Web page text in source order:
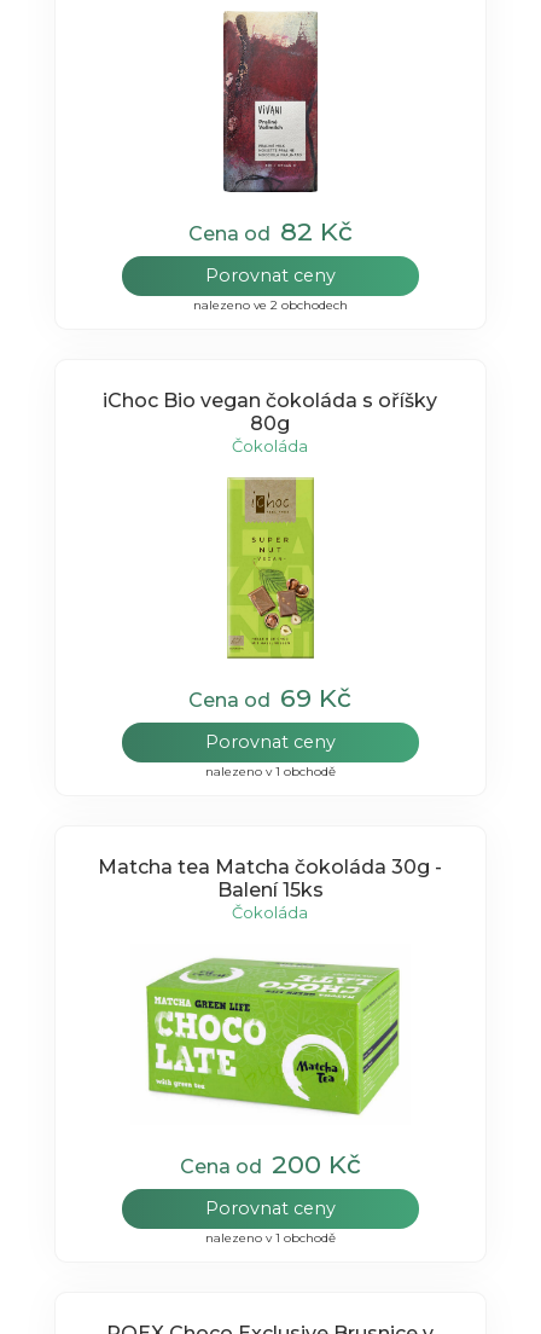
Cena od 82 Kč
Porovnat ceny
nalezeno ve 2 obchodech
iChoc Bio vegan čokoláda s oříšky
80g
Čokoláda
Cena od 69 Kč
Porovnat ceny
nalezeno v 1 obchodě
Matcha tea Matcha čokoláda 30g -
Balení 15ks
Čokoláda
Cena od 200 Kč
Porovnat ceny
nalezeno v 1 obchodě